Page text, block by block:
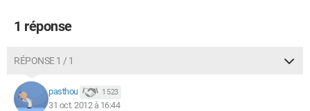
1 réponse
RÉPONSE 1 / 1
pasthou 1 523
31 oct. 2012 à 16:44